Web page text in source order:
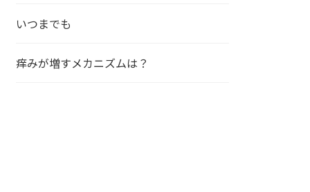
いつまでも
痒みが増すメカニズムは？